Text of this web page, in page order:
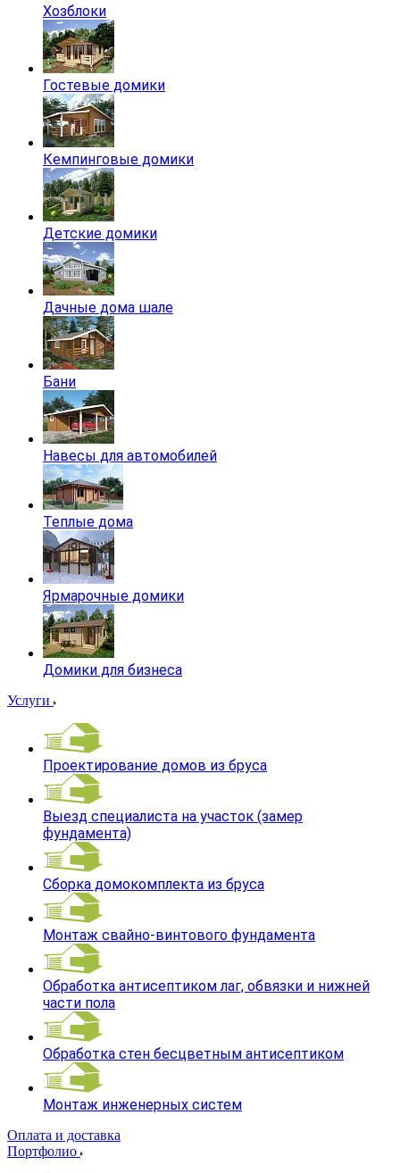
Хозблоки
Гостевые домики
Кемпинговые домики
Детские домики
Дачные дома шале
Бани
Навесы для автомобилей
Теплые дома
Ярмарочные домики
Домики для бизнеса
Услуги
Проектирование домов из бруса
Выезд специалиста на участок (замер
фундамента)
Сборка домокомплекта из бруса
Монтаж свайно-винтового фундамента
Обработка антисептиком лаг, обвязки и нижней
части пола
Обработка стен бесцветным антисептиком
Монтаж инженерных систем
Оплата и доставка
Портфолио